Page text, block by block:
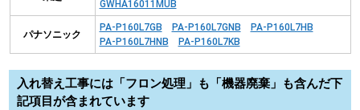
GWHA16011MUB
パナソニック
PA-P160L7GB PA-P160L7GNB
PA-P160L7HB
PA-P160L7HNB
PA-P160L7KB
入れ替え工事には「フロン処理」も「機器廃棄」も含んだ下
記項目が含まれています